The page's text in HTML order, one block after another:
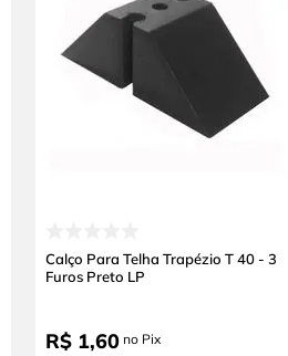
Calço Para Telha Trapézio T 40 - 3
Furos Preto LP
R$ 1,60 no Pix